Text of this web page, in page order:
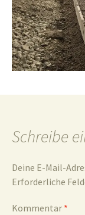
Schreibe
Deine E-Mail-
Erforderliche
Kommentar *